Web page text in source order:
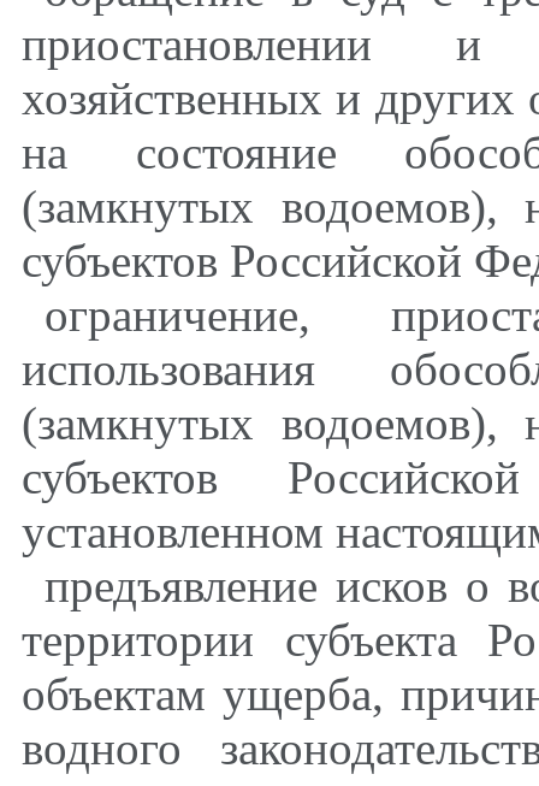
приостановлении и
хозяйственных и
на состояние
(замкнутых водоемов),
субъектов Российской
ограничение,
использования
(замкнутых водоемов),
субъектов
установленном
предъявление исков о
территории субъекта
объектам ущерба,
водного